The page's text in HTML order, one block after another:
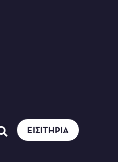
ΕΙΣΙΤΉΡΙΑ